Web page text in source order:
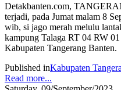
Detakbanten.com,
terjadi, pada Jumat malam 8
wib, si jago merah melulu
kampung Talaga RT 04 RW
Kabupaten Tangerang Banten.
Published inKabupaten
Read more...